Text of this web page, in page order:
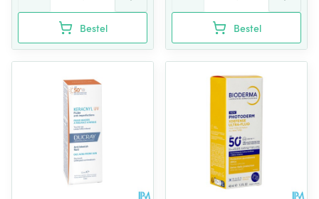
Bestel Bestel